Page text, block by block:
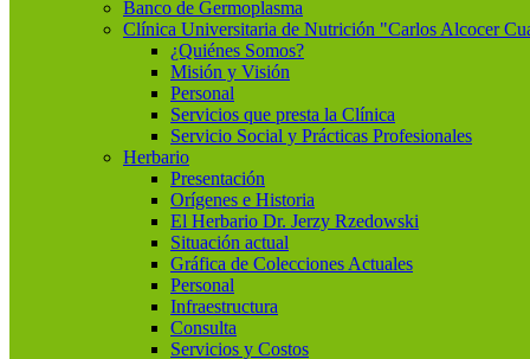
Banco de Germoplasma
Clínica Universitaria de Nutrición "Carlos Alcocer
¿Quiénes Somos?
Misión y Visión
Personal
Servicios que presta la Clínica
Servicio Social y Prácticas Profesionales
Herbario
Presentación
Orígenes e Historia
El Herbario Dr. Jerzy Rzedowski
Situación actual
Gráfica de Colecciones Actuales
Personal
Infraestructura
Consulta
Servicios y Costos